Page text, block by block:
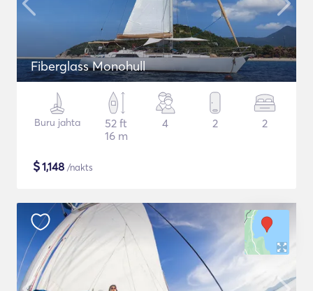
Fiberglass Monohull
Buru jahta
52 ft
16 m
4 2 2
$1,148 /nakts